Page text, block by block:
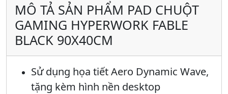
MÔ TẢ SẢN PHẨM PAD CHUỘT
GAMING HYPERWORK FABLE
BLACK 90X40CM
Sử dụng họa tiết Aero Dynamic Wave,
tặng kèm hình nền desktop